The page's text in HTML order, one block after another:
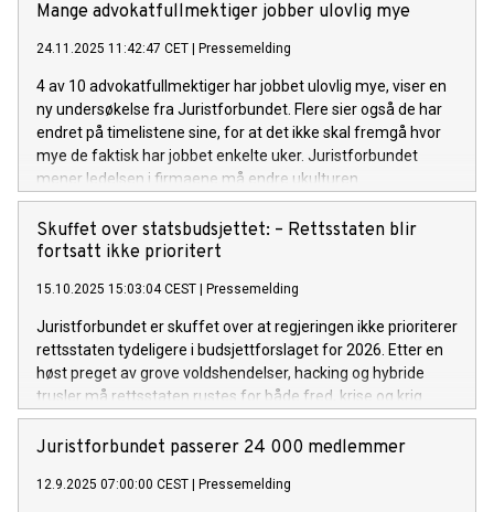
Mange advokatfullmektiger jobber ulovlig mye
24.11.2025 11:42:47 CET Pressemelding
4 av 10 advokatfullmektiger har jobbet ulovlig mye, viser en
ny undersøkelse fra Juristforbundet. Flere sier også de har
endret på timelistene sine, for at det ikke skal fremgå hvor
mye de faktisk har jobbet enkelte uker. Juristforbundet
mener ledelsen i firmaene må endre ukulturen.
Skuffet over statsbudsjettet: – Rettsstaten blir
fortsatt ikke prioritert
15.10.2025 15:03:04 CEST Pressemelding
Juristforbundet er skuffet over at regjeringen ikke prioriterer
rettsstaten tydeligere i budsjettforslaget for 2026. Etter en
høst preget av grove voldshendelser, hacking og hybride
trusler må rettsstaten rustes for både fred, krise og krig.
Juristforbundet passerer 24 000 medlemmer
12.9.2025 07:00:00 CEST Pressemelding